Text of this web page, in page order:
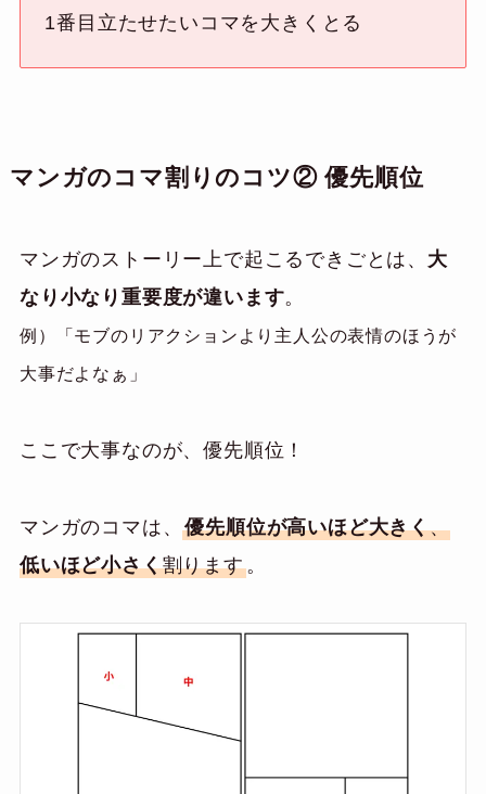
1番目立たせたいコマを大きくとる
マンガのコマ割りのコツ② 優先順位
マンガのストーリー上で起こるできごとは、 大
なり小なり重要度が違います。
例）「モブのリアクションより主人公の表情のほうが
大事だよなぁ」
ここで大事なのが、優先順位！
マンガのコマは、優先順位が高いほど大きく、
低いほど小さく割ります。